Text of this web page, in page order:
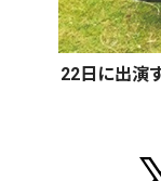
22日に出演